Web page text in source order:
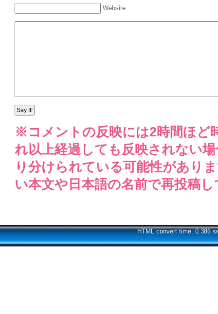
Website
※コメントの反映には2時間ほど
れ以上経過しても反映されない
り分けられている可能性があり
い本文や日本語の名前で再投稿
HTML convert time: 0.386